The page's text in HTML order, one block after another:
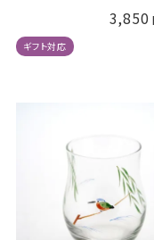
3,850
ギフト対応